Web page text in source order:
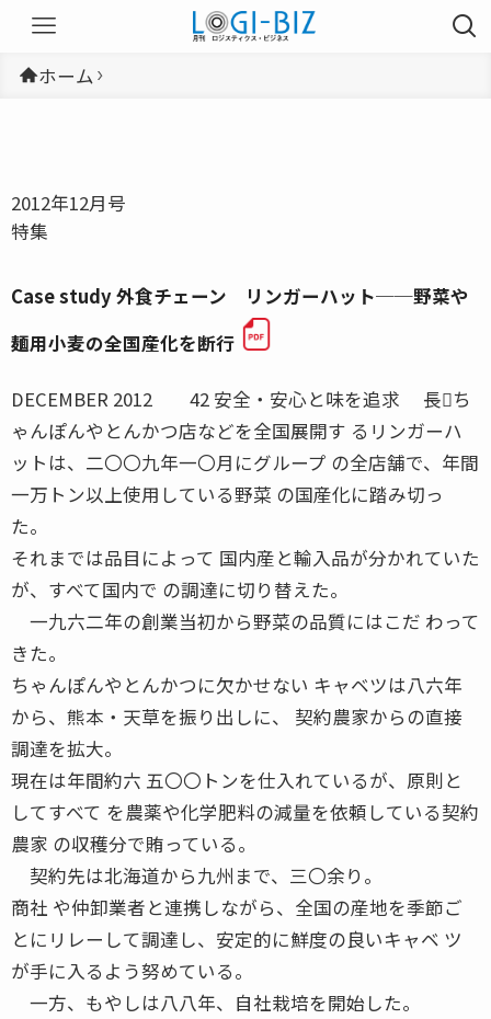
ホーム
2012年12月号
特集
Case study 外食チェーン リンガーハット──野菜や
麺用小麦の全国産化を断行
DECEMBER 2012 42 安全・安心と味を追求 長ち
ゃんぽんやとんかつ店などを全国展開す るリンガーハ
ットは、二〇〇九年一〇月にグループ の全店舗で、年間
一万トン以上使用している野菜 の国産化に踏み切っ
た。
それまでは品目によって 国内産と輸入品が分かれていた
が、すべて国内で の調達に切り替えた。
一九六二年の創業当初から野菜の品質にはこだ わって
きた。
ちゃんぽんやとんかつに欠かせない キャベツは八六年
から、熊本・天草を振り出しに、 契約農家からの直接
調達を拡大。
現在は年間約六 五〇〇トンを仕入れているが、原則と
してすべて を農薬や化学肥料の減量を依頼している契約
農家 の収穫分で賄っている。
契約先は北海道から九州まで、三〇余り。
商社 や仲卸業者と連携しながら、全国の産地を季節ご
とにリレーして調達し、安定的に鮮度の良いキャベ ツ
が手に入るよう努めている。
一方、もやしは八八年、自社栽培を開始した。